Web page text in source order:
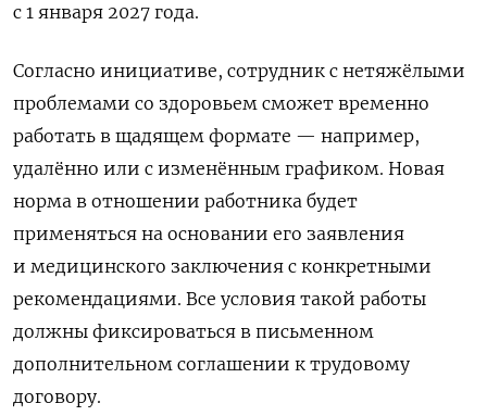
с 1 января 2027 года.
Согласно инициативе, сотрудник с нетяжёлыми
проблемами со здоровьем сможет временно
работать в щадящем формате — например,
удалённо или с изменённым графиком. Новая
норма в отношении работника будет
применяться на основании его заявления
и медицинского заключения с конкретными
рекомендациями. Все условия такой работы
должны фиксироваться в письменном
дополнительном соглашении к трудовому
договору.